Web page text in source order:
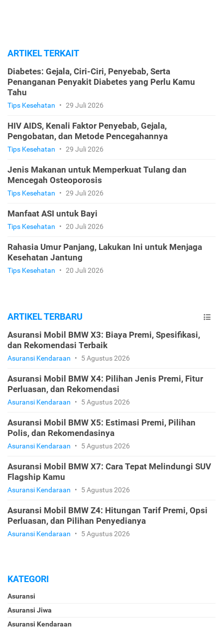
ARTIKEL TERKAIT
Diabetes: Gejala, Ciri-Ciri, Penyebab, Serta
Penanganan Penyakit Diabetes yang Perlu Kamu
Tahu
Tips Kesehatan • 29 Juli 2026
HIV AIDS, Kenali Faktor Penyebab, Gejala,
Pengobatan, dan Metode Pencegahannya
Tips Kesehatan • 29 Juli 2026
Jenis Makanan untuk Memperkuat Tulang dan
Mencegah Osteoporosis
Tips Kesehatan • 29 Juli 2026
Manfaat ASI untuk Bayi
Tips Kesehatan • 20 Juli 2026
Rahasia Umur Panjang, Lakukan Ini untuk Menjaga
Kesehatan Jantung
Tips Kesehatan • 20 Juli 2026
ARTIKEL TERBARU
Asuransi Mobil BMW X3: Biaya Premi, Spesifikasi,
dan Rekomendasi Terbaik
Asuransi Kendaraan • 5 Agustus 2026
Asuransi Mobil BMW X4: Pilihan Jenis Premi, Fitur
Perluasan, dan Rekomendasi
Asuransi Kendaraan • 5 Agustus 2026
Asuransi Mobil BMW X5: Estimasi Premi, Pilihan
Polis, dan Rekomendasinya
Asuransi Kendaraan • 5 Agustus 2026
Asuransi Mobil BMW X7: Cara Tepat Melindungi SUV
Flagship Kamu
Asuransi Kendaraan • 5 Agustus 2026
Asuransi Mobil BMW Z4: Hitungan Tarif Premi, Opsi
Perluasan, dan Pilihan Penyedianya
Asuransi Kendaraan • 5 Agustus 2026
KATEGORI
Asuransi
Asuransi Jiwa
Asuransi Kendaraan